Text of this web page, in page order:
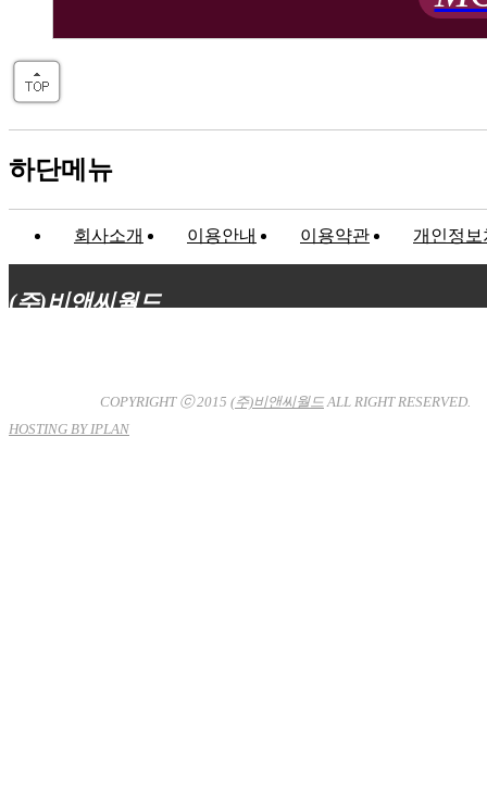
하단메뉴
회사소개 이용안내 이용약관 개인정보
(주)비앤씨월드
COPYRIGHT ⓒ 2015 (주)비앤씨월드ALL RIGHT RESERVED.
HOSTING BY IPLAN